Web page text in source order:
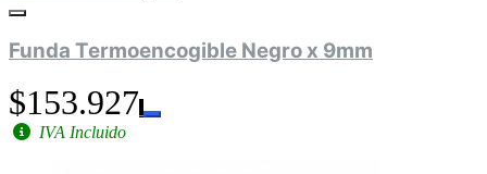
Funda Termoencogible Negro x 9mm
$153.927
IVA Incluido